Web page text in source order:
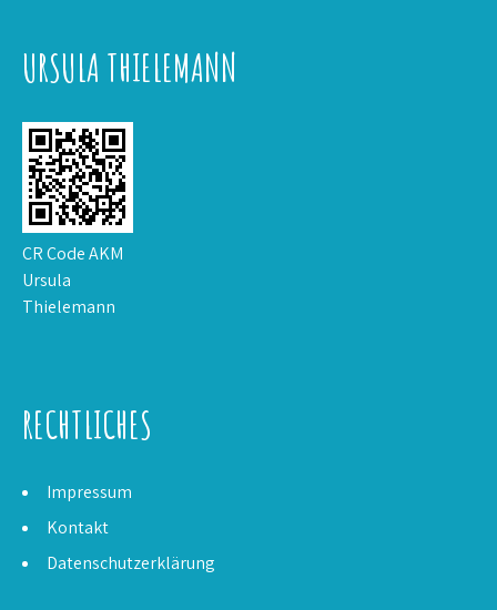
URSULA THIELEMANN
CR Code AKM
Ursula
Thielemann
RECHTLICHES
Impressum
Kontakt
Datenschutzerklärung